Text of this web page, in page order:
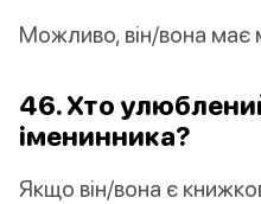
Можливо, він/вона має
46. Хто
іменинника?
Якщо він/вона є